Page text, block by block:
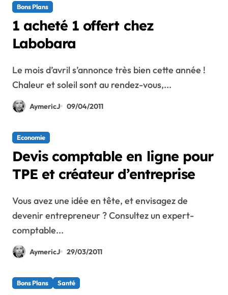
Bons Plans
1 acheté 1 offert chez
Labobara
Le mois d’avril s’annonce très bien cette année !
Chaleur et soleil sont au rendez-vous,...
AymericJ 09/04/2011
Economie
Devis comptable en ligne pour
TPE et créateur d’entreprise
Vous avez une idée en tête, et envisagez de
devenir entrepreneur ? Consultez un expert-
comptable...
AymericJ 29/03/2011
Bons Plans Santé